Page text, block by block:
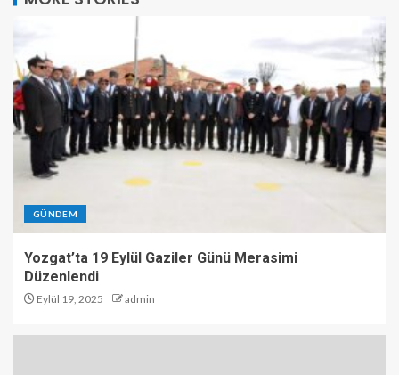
GÜNDEM
Yozgat’ta 19 Eylül Gaziler Günü Merasimi
Düzenlendi
Eylül 19, 2025 admin